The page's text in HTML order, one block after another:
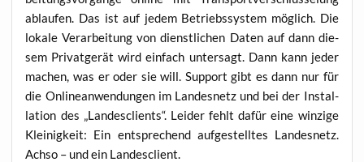
ablau­fen. Das ist auf jedem Betriebs­sys­tem mög­lich. Die
loka­le Ver­ar­bei­tung von dienst­li­chen Daten auf dann die­
sem Pri­vat­ge­rät wird ein­fach unter­sagt. Dann kann jeder
machen, was er oder sie will. Sup­port gibt es dann nur für
die Online­an­wen­dun­gen im Lan­des­netz und bei der Instal­
la­ti­on des „Lan­des­cli­ents“. Lei­der fehlt dafür eine win­zi­ge
Klei­nig­keit: Ein ent­spre­chend auf­ge­stell­tes Lan­des­netz.
Ach­so – und ein Landesclient.